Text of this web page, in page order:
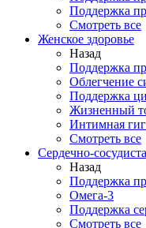
Поддержка
Смотреть все
Женское здоровье
Назад
Поддержка
Облегчение
Поддержка
Жизненный
Интимная
Смотреть все
Сердечно-
Назад
Поддержка
Омега-3
Поддержка
Смотреть все